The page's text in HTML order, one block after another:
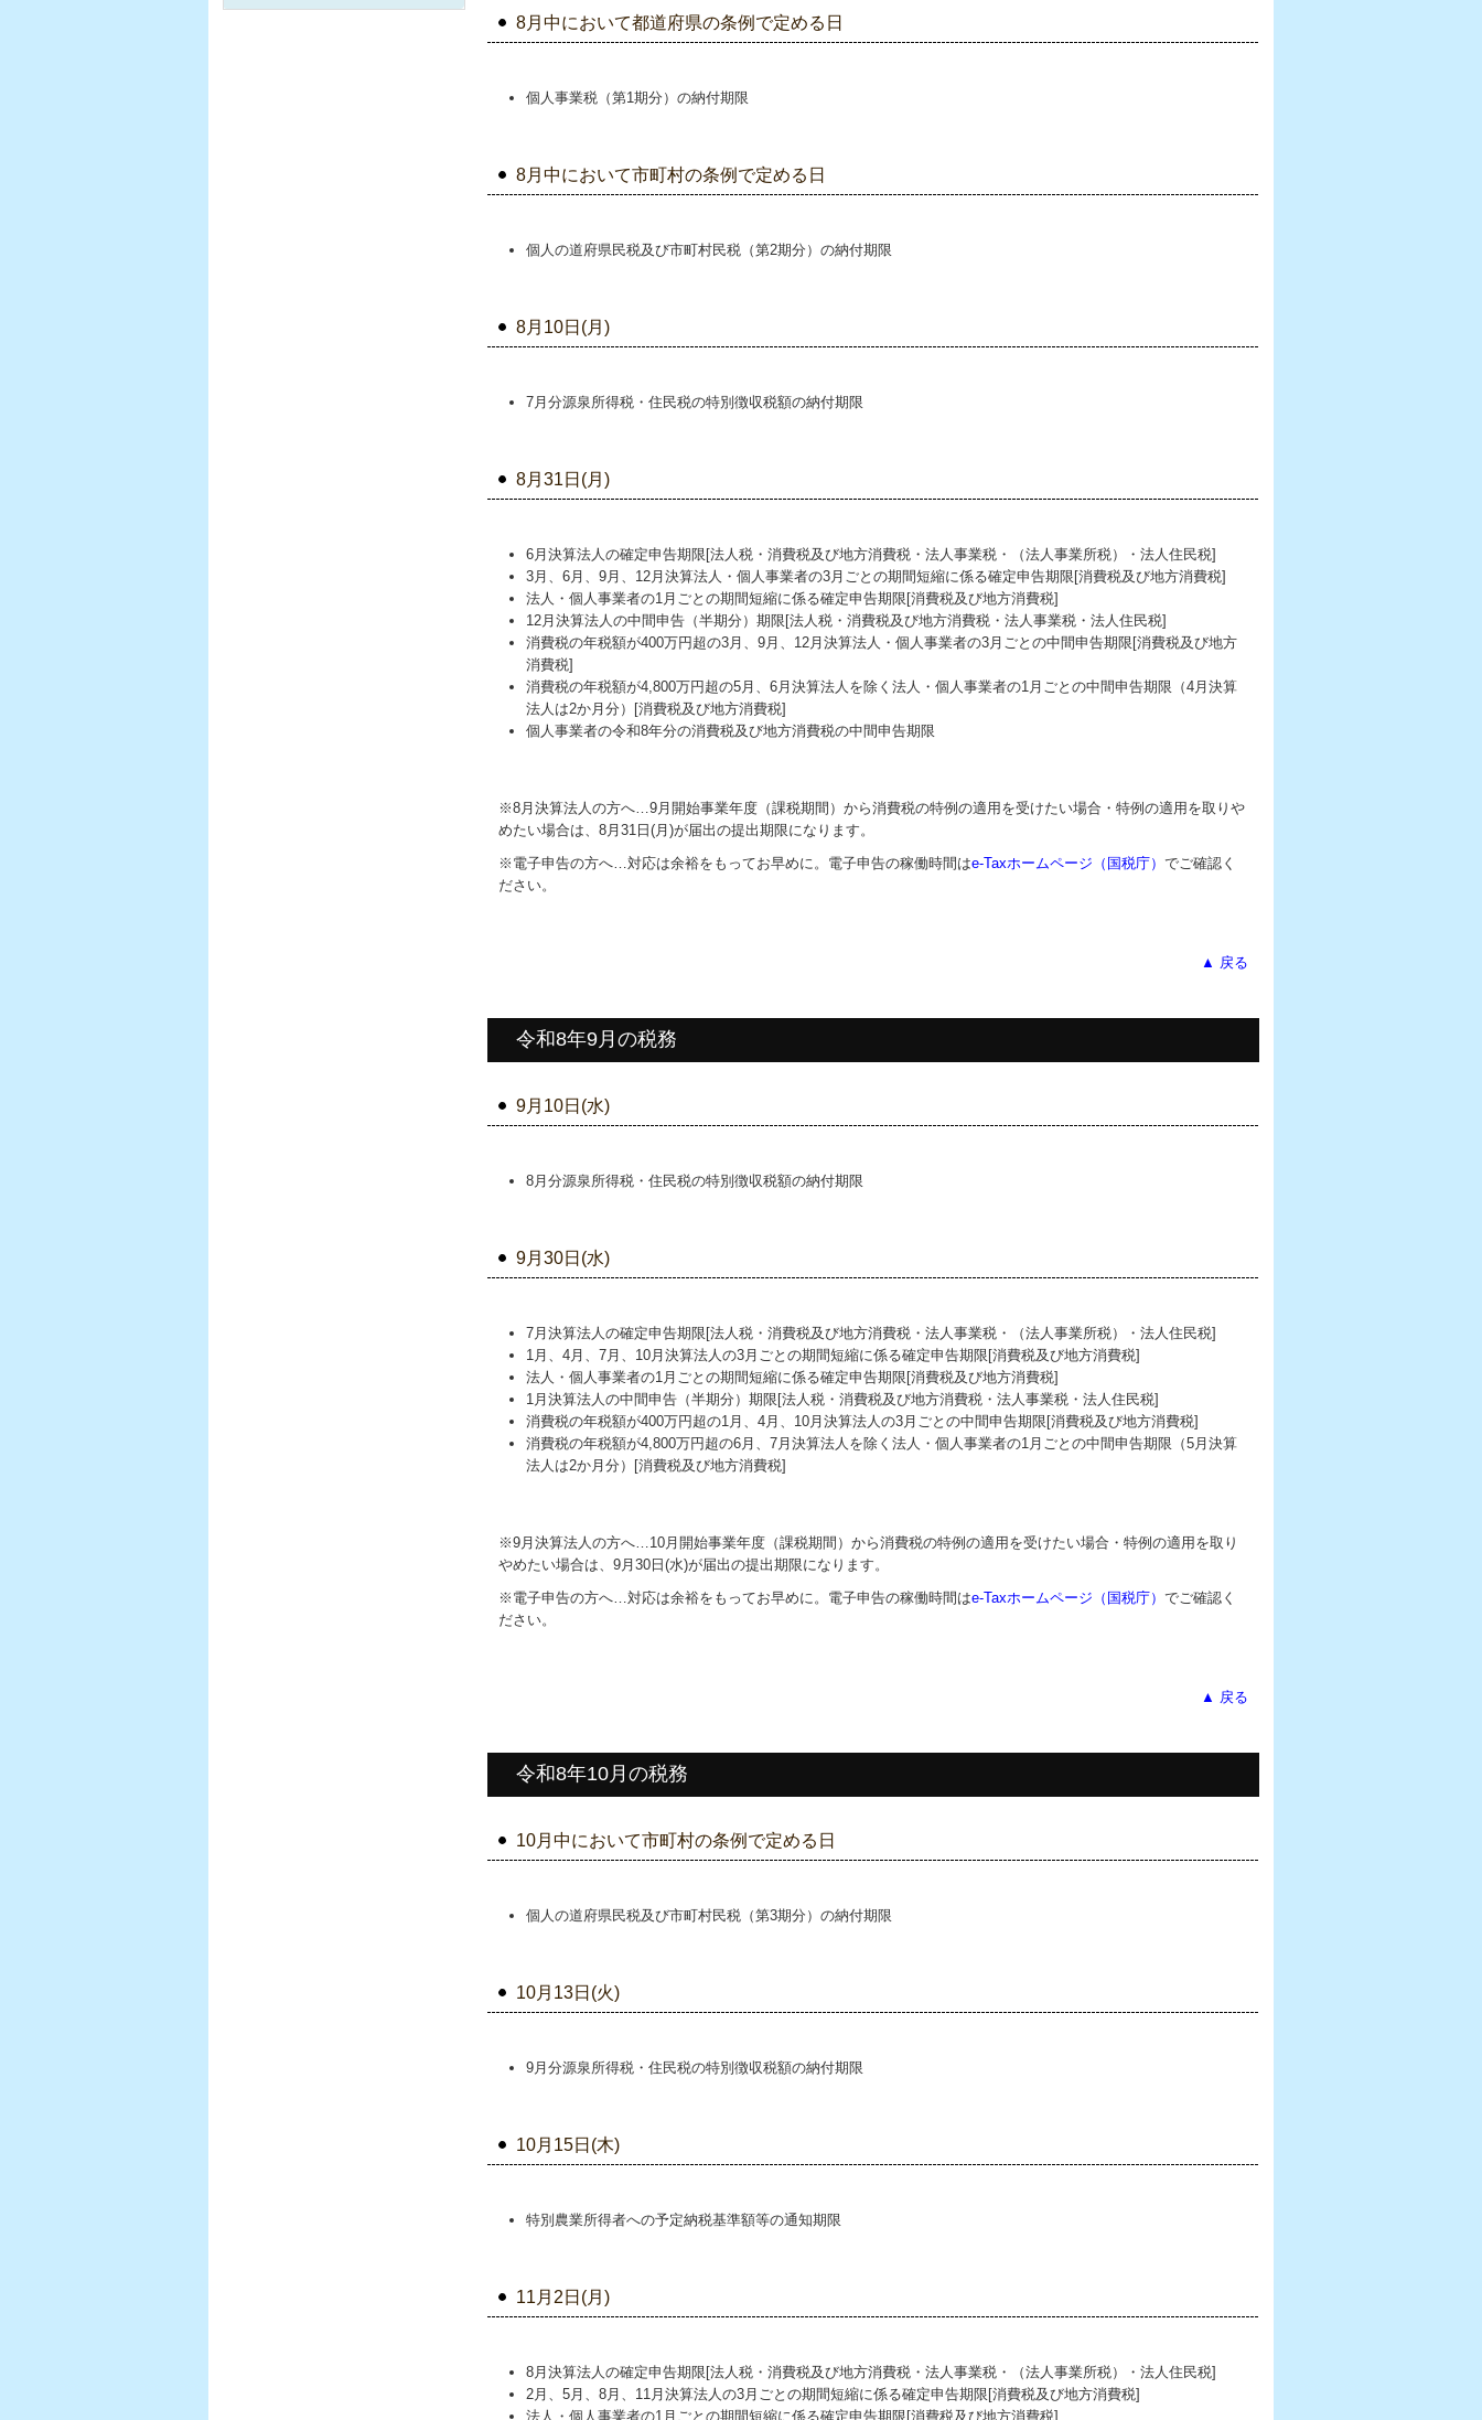
8月中において都道府県の条例で定める日
個人事業税（第1期分）の納付期限
8月中において市町村の条例で定める日
個人の道府県民税及び市町村民税（第2期分）の納付期限
8月10日(月)
7月分源泉所得税・住民税の特別徴収税額の納付期限
8月31日(月)
6月決算法人の確定申告期限[法人税・消費税及び地方消費税・法人事業税・（法人事業所税）・法人住民税]
3月、6月、9月、12月決算法人・個人事業者の3月ごとの期間短縮に係る確定申告期限[消費税及び地方消費税]
法人・個人事業者の1月ごとの期間短縮に係る確定申告期限[消費税及び地方消費税]
12月決算法人の中間申告（半期分）期限[法人税・消費税及び地方消費税・法人事業税・法人住民税]
消費税の年税額が400万円超の3月、9月、12月決算法人・個人事業者の3月ごとの中間申告期限[消費税及び地方
消費税]
消費税の年税額が4,800万円超の5月、6月決算法人を除く法人・個人事業者の1月ごとの中間申告期限（4月決算
法人は2か月分）[消費税及び地方消費税]
個人事業者の令和8年分の消費税及び地方消費税の中間申告期限
※8月決算法人の方へ…9月開始事業年度（課税期間）から消費税の特例の適用を受けたい場合・特例の適用を取りや
めたい場合は、8月31日(月)が届出の提出期限になります。
※電子申告の方へ…対応は余裕をもってお早めに。電子申告の稼働時間はe-Taxホームページ（国税庁） でご確認く
ださい。
▲ 戻る
令和8年9月の税務
9月10日(水)
8月分源泉所得税・住民税の特別徴収税額の納付期限
9月30日(水)
7月決算法人の確定申告期限[法人税・消費税及び地方消費税・法人事業税・（法人事業所税）・法人住民税]
1月、4月、7月、10月決算法人の3月ごとの期間短縮に係る確定申告期限[消費税及び地方消費税]
法人・個人事業者の1月ごとの期間短縮に係る確定申告期限[消費税及び地方消費税]
1月決算法人の中間申告（半期分）期限[法人税・消費税及び地方消費税・法人事業税・法人住民税]
消費税の年税額が400万円超の1月、4月、10月決算法人の3月ごとの中間申告期限[消費税及び地方消費税]
消費税の年税額が4,800万円超の6月、7月決算法人を除く法人・個人事業者の1月ごとの中間申告期限（5月決算
法人は2か月分）[消費税及び地方消費税]
※9月決算法人の方へ…10月開始事業年度（課税期間）から消費税の特例の適用を受けたい場合・特例の適用を取り
やめたい場合は、9月30日(水)が届出の提出期限になります。
※電子申告の方へ…対応は余裕をもってお早めに。電子申告の稼働時間はe-Taxホームページ（国税庁） でご確認く
ださい。
▲ 戻る
令和8年10月の税務
10月中において市町村の条例で定める日
個人の道府県民税及び市町村民税（第3期分）の納付期限
10月13日(火)
9月分源泉所得税・住民税の特別徴収税額の納付期限
10月15日(木)
特別農業所得者への予定納税基準額等の通知期限
11月2日(月)
8月決算法人の確定申告期限[法人税・消費税及び地方消費税・法人事業税・（法人事業所税）・法人住民税]
2月、5月、8月、11月決算法人の3月ごとの期間短縮に係る確定申告期限[消費税及び地方消費税]
法人・個人事業者の1月ごとの期間短縮に係る確定申告期限[消費税及び地方消費税]